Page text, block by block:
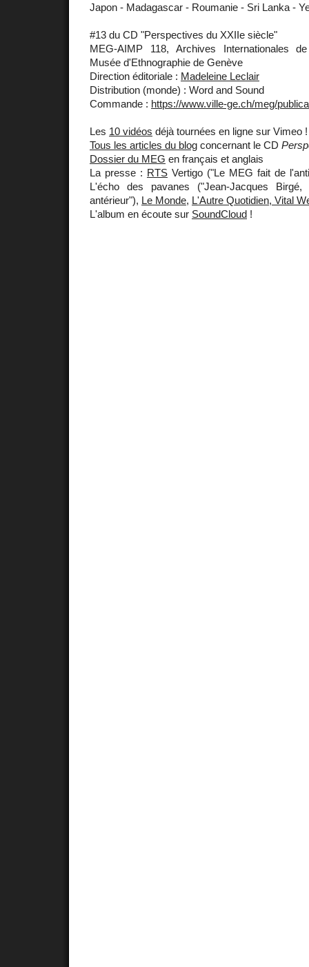
Japon - Madagascar - Roumanie - Sri Lanka -
#13 du CD "Perspectives du XXIIe siècle"
MEG-AIMP 118, Archives Internationales
Musée d'Ethnographie de Genève
Direction éditoriale : Madeleine Leclair
Distribution (monde) : Word and Sound
Commande : https://www.ville-ge.ch/meg/
Les 10 vidéos déjà tournées en ligne sur Vimeo !
Tous les articles du blog concernant le CD
Dossier du MEG en français et anglais
La presse : RTS Vertigo ("Le MEG fait de
L'écho des pavanes ("Jean-Jacques Birgé,
antérieur"), Le Monde, L'Autre Quotidien, Vital
L'album en écoute sur SoundCloud !